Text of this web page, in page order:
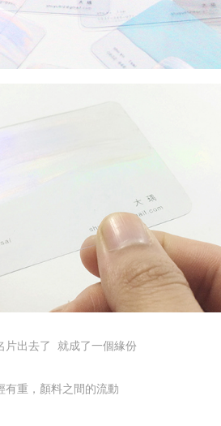
出去了 就成了一個緣份
有重，顏料之間的流動